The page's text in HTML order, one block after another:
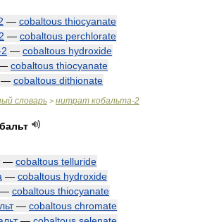
— cobaltous thiocyanate
— cobaltous perchlorate
— cobaltous hydroxide
cobaltous thiocyanate
— cobaltous dithionate
словарь > нитрат кобальта-2
— cobaltous telluride
— cobaltous hydroxide
cobaltous thiocyanate
— cobaltous chromate